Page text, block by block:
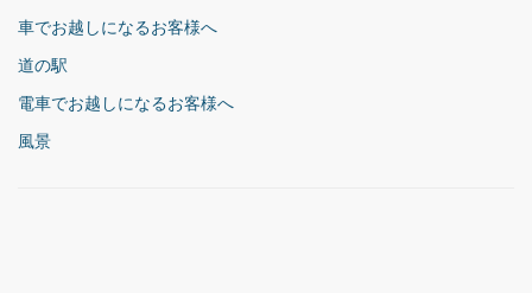
車でお越しになるお客様へ
道の駅
電車でお越しになるお客様へ
風景